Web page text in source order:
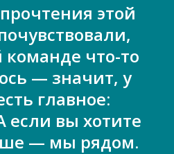
этой
что-то
— значит, у
главное:
если вы хотите
— мы рядом.